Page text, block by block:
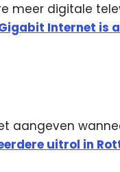
meer digitale
Internet is
aangeven
uitrol in